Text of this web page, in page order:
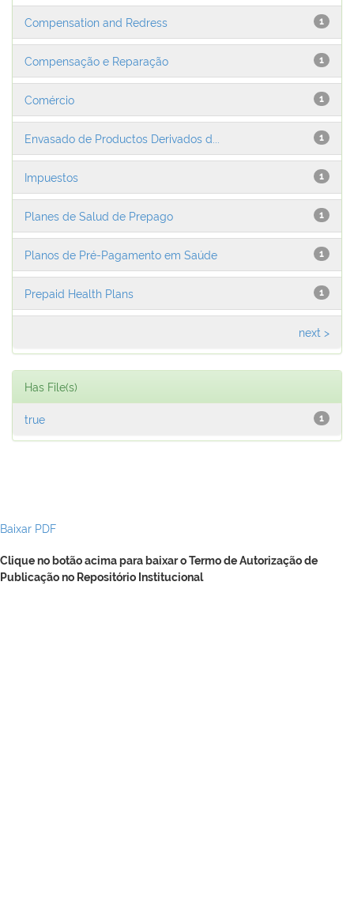
1
Compensation and Redress
1
Compensação e Reparação
1
Comércio
1
Envasado de Productos Derivados d...
1
Impuestos
1
Planes de Salud de Prepago
1
Planos de Pré-Pagamento em Saúde
1
Prepaid Health Plans
next >
Has File(s)
1
true
Baixar PDF
Clique no botão acima para baixar o Termo de Autorização de
Publicação no Repositório Institucional